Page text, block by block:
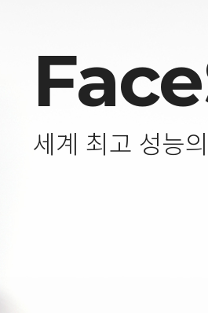
세계 최고 성능